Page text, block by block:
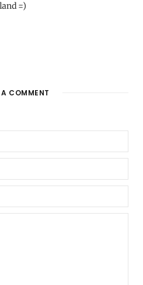
=)
COMMENT